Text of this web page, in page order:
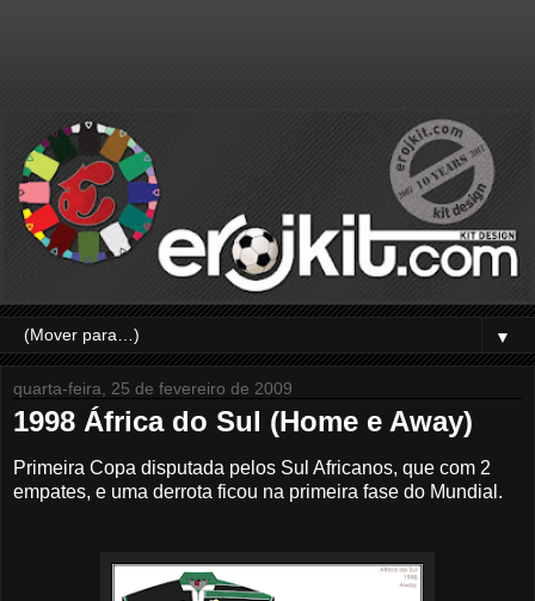
▼
quarta-feira, 25 de fevereiro de 2009
1998 África do Sul (Home e Away)
Primeira Copa disputada pelos Sul Africanos, que com 2
empates, e uma derrota ficou na primeira fase do Mundial.